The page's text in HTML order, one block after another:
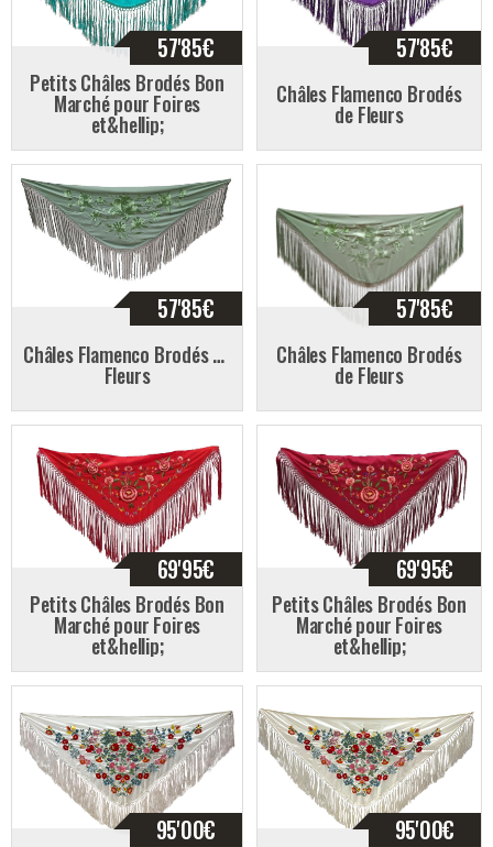
57'85€
Petits Châles Brodés Bon
Marché pour Foires
et&hellip;
57'85€
Châles Flamenco Brodés
de Fleurs
57'85€
Châles Flamenco Brodés de
Fleurs
57'85€
Châles Flamenco Brodés
de Fleurs
69'95€
Petits Châles Brodés Bon
Marché pour Foires
et&hellip;
69'95€
Petits Châles Brodés Bon
Marché pour Foires
et&hellip;
95'00€ 95'00€